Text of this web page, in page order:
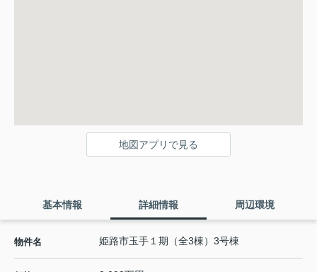
地図アプリで見る
基本情報 詳細情報 周辺環境
物件名 姫路市玉手１期（全3棟）3号棟